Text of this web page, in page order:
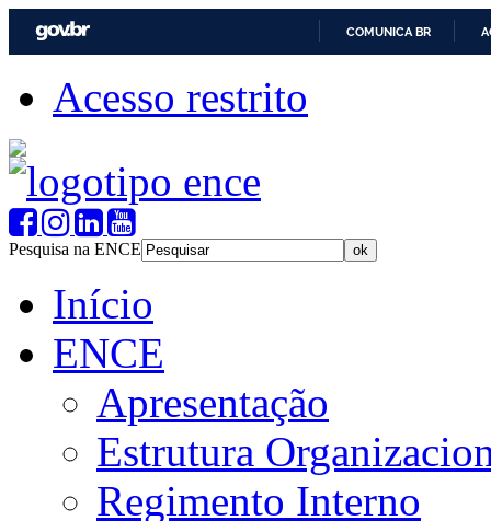
COMUNICA BR
Acesso restrito
Pesquisa na ENCE
Início
ENCE
Apresentação
Estrutura
Regimento Interno